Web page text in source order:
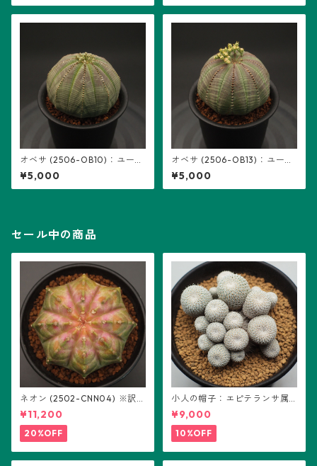
オベサ (2506-OB10)：ユーフ
ォルビア属 ※実生、雌株
¥5,000
オベサ (2506-OB13)：ユーフ
ォルビア属 ※実生、雄株
¥5,000
セール中の商品
ネオン (2502-CNN04) ※訳あ
り：ギムノカリキウム属 ※実
生
¥11,200
20%OFF
小人の帽子：エピテランサ属
(B01)
¥9,000
10%OFF